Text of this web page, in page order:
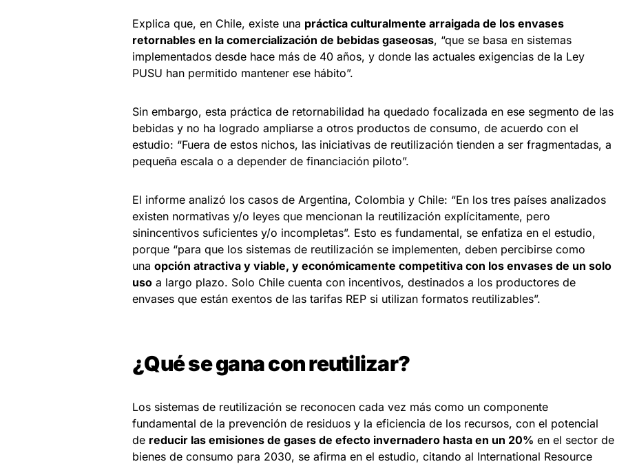
Explica que, en Chile, existe una práctica culturalmente arraigada de los envases
retornables en la comercialización de bebidas gaseosas, “que se basa en sistemas
implementados desde hace más de 40 años, y donde las actuales exigencias de la Ley
PUSU han permitido mantener ese hábito”.
Sin embargo, esta práctica de retornabilidad ha quedado focalizada en ese segmento de las
bebidas y no ha logrado ampliarse a otros productos de consumo, de acuerdo con el
estudio: “Fuera de estos nichos, las iniciativas de reutilización tienden a ser fragmentadas, a
pequeña escala o a depender de financiación piloto”.
El informe analizó los casos de Argentina, Colombia y Chile: “En los tres países analizados
existen normativas y/o leyes que mencionan la reutilización explícitamente, pero
sinincentivos suficientes y/o incompletas”. Esto es fundamental, se enfatiza en el estudio,
porque “para que los sistemas de reutilización se implementen, deben percibirse como
una opción atractiva y viable, y económicamente competitiva con los envases de un solo
uso a largo plazo. Solo Chile cuenta con incentivos, destinados a los productores de
envases que están exentos de las tarifas REP si utilizan formatos reutilizables”.
¿Qué se gana con reutilizar?
Los sistemas de reutilización se reconocen cada vez más como un componente
fundamental de la prevención de residuos y la eficiencia de los recursos, con el potencial
de reducir las emisiones de gases de efecto invernadero hasta en un 20% en el sector de
bienes de consumo para 2030, se afirma en el estudio, citando al International Resource